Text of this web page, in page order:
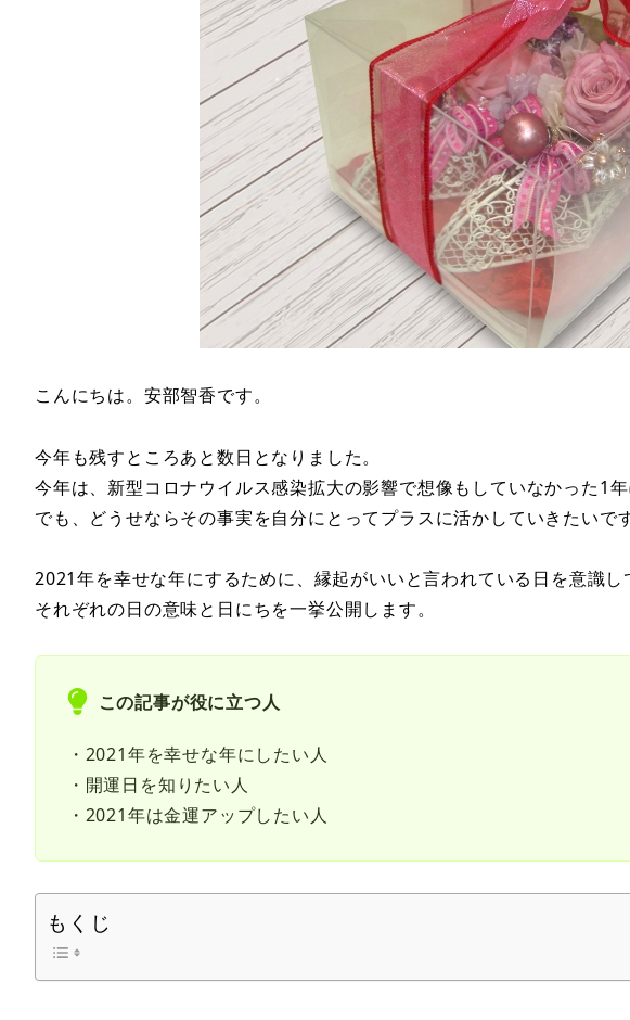
こんにちは。安部智香です。
今年も残すところあと数日となりました。
今年は、新型コロナウイルス感染拡大の影響で想像もしていなかった1
でも、どうせならその事実を自分にとってプラスに活かしていきたいで
2021年を幸せな年にするために、縁起がいいと言われている日を意識し
それぞれの日の意味と日にちを一挙公開します。
この記事が役に立つ人
・2021年を幸せな年にしたい人
・開運日を知りたい人
・2021年は金運アップしたい人
もくじ